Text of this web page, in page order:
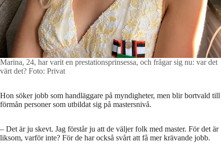
Marina, 24, har varit en prestationsprinsessa, och frågar sig nu: var det
värt det? Foto: Privat
Hon söker jobb som handläggare på myndigheter, men blir bortvald till
förmån personer som utbildat sig på mastersnivå.
– Det är ju skevt. Jag förstår ju att de väljer folk med master. För det är
liksom, varför inte? För de har också svårt att få mer krävande jobb.